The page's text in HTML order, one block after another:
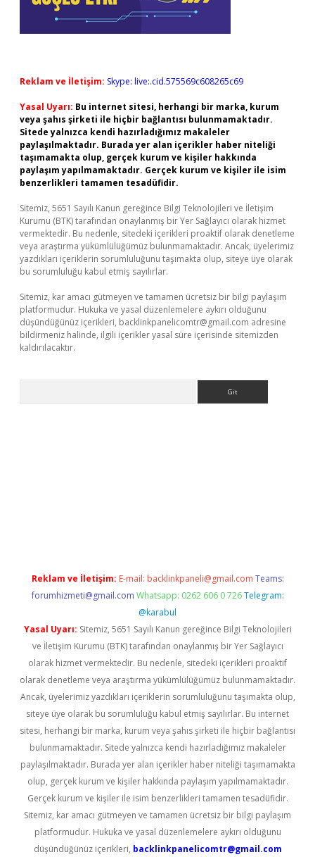
Reklam ve İletişim: Skype: live:.cid.575569c608265c69
Yasal Uyarı: Bu internet sitesi, herhangi bir marka, kurum
veya şahıs şirketi ile hiçbir bağlantısı bulunmamaktadır.
Sitede yalnızca kendi hazırladığımız makaleler
paylaşılmaktadır. Burada yer alan içerikler haber niteliği
taşımamakta olup, gerçek kurum ve kişiler hakkında
paylaşım yapılmamaktadır. Gerçek kurum ve kişiler ile isim
benzerlikleri tamamen tesadüfidir.
Sitemiz, 5651 Sayılı Kanun gereğince Bilgi Teknolojileri ve İletişim
Kurumu (BTK) tarafından onaylanmış bir Yer Sağlayıcı olarak hizmet
vermektedir. Bu nedenle, sitedeki içerikleri proaktif olarak denetleme
veya araştırma yükümlülüğümüz bulunmamaktadır. Ancak, üyelerimiz
yazdıkları içeriklerin sorumluluğunu taşımakta olup, siteye üye olarak
bu sorumluluğu kabul etmiş sayılırlar.
Sitemiz, kar amacı gütmeyen ve tamamen ücretsiz bir bilgi paylaşım
platformudur. Hukuka ve yasal düzenlemelere aykırı olduğunu
düşündüğünüz içerikleri, backlinkpanelicomtr@gmail.com adresine
bildirmeniz halinde, ilgili içerikler yasal süre içerisinde sitemizden
kaldırılacaktır.
Reklam ve İletişim: E-mail: backlinkpaneli@gmail.com Teams:
forumhizmeti@gmail.com Whatsapp: 0262 606 0 726 Telegram:
@karabul
Yasal Uyarı: Sitemiz, 5651 Sayılı Kanun gereğince Bilgi Teknolojileri
ve İletişim Kurumu (BTK) tarafından onaylanmış bir Yer Sağlayıcı
olarak hizmet vermektedir. Bu nedenle, sitedeki içerikleri proaktif
olarak denetleme veya araştırma yükümlülüğümüz bulunmamaktadır.
Ancak, üyelerimiz yazdıkları içeriklerin sorumluluğunu taşımakta olup,
siteye üye olarak bu sorumluluğu kabul etmiş sayılırlar. Bu internet
sitesi, herhangi bir marka, kurum veya şahıs şirketi ile hiçbir bağlantısı
bulunmamaktadır. Sitede yalnızca kendi hazırladığımız makaleler
paylaşılmaktadır. Burada yer alan içerikler haber niteliği taşımamakta
olup, gerçek kurum ve kişiler hakkında paylaşım yapılmamaktadır.
Gerçek kurum ve kişiler ile isim benzerlikleri tamamen tesadüfidir.
Sitemiz, kar amacı gütmeyen ve tamamen ücretsiz bir bilgi paylaşım
platformudur. Hukuka ve yasal düzenlemelere aykırı olduğunu
düşündüğünüz içerikleri, backlinkpanelicomtr@gmail.com